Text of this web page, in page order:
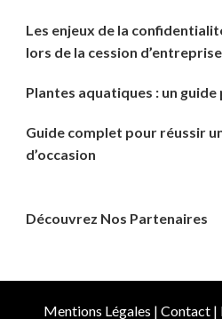
Les enjeux de la
lors de la cession
Plantes aquatiques : un
Guide complet pour réussir
d’occasion
Découvrez Nos Partenaires
Mentions Légales | Contact|